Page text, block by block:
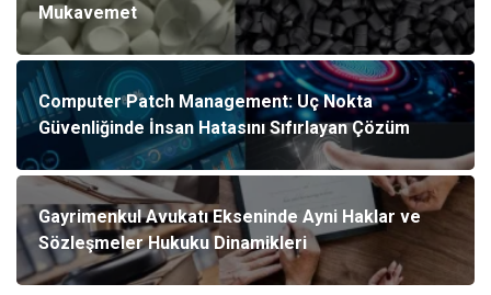
Mukavemet
Computer Patch Management: Uç Nokta
Güvenliğinde İnsan Hatasını Sıfırlayan Çözüm
Gayrimenkul Avukatı Ekseninde Ayni Haklar ve
Sözleşmeler Hukuku Dinamikleri